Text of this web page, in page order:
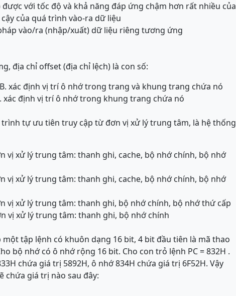
với tốc độ và khả năng đáp ứng chậm hơn rất nhiều của
của quá trình vào-ra dữ liệu
vào/ra (nhập/xuất) dữ liệu riêng tương ứng
địa chỉ offset (địa chỉ lệch) là con số:
B. xác định vị trí ô nhớ trong trang và khung trang chứa nó
xác định vị trí ô nhớ trong khung trang chứa nó
tự ưu tiên truy cập từ đơn vị xử lý trung tâm, là hệ thống
vị xử lý trung tâm: thanh ghi, cache, bộ nhớ chính, bộ nhớ
vị xử lý trung tâm: thanh ghi, cache, bộ nhớ chính, bộ nhớ
vị xử lý trung tâm: thanh ghi, bộ nhớ chính, bộ nhớ thứ cấp
vị xử lý trung tâm: thanh ghi, bộ nhớ chính
một tập lệnh có khuôn dạng 16 bit, 4 bit đầu tiên là mã thao
bộ nhớ có ô nhớ rộng 16 bit. Cho con trỏ lệnh PC = 832H .
chứa giá trị 5892H, ô nhớ 834H chứa giá trị 6F52H. Vậy
chứa giá trị nào sau đây: